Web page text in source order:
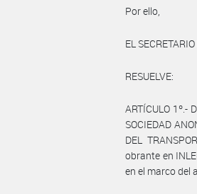
Por ello,
EL
RESUELVE:
ARTÍCULO 1º.-
SOCIEDAD
DEL
obrante en
en el marco del